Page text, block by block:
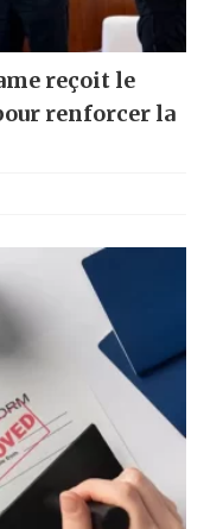
reçoit le
renforcer la